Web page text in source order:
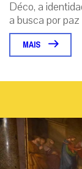
Déco, a
a busca por paz
MAIS